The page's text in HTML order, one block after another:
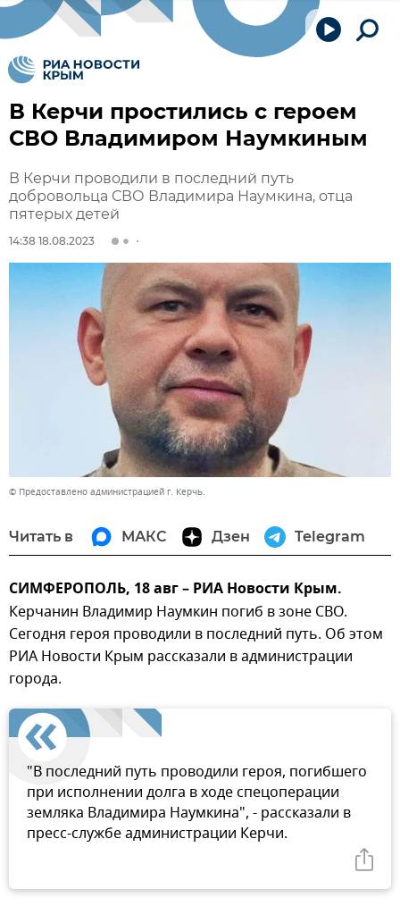
В Керчи простились с героем
СВО Владимиром Наумкиным
В Керчи проводили в последний путь
добровольца СВО Владимира Наумкина, отца
пятерых детей
14:38 18.08.2023
© Предоставлено администрацией г. Керчь.
Читать в МАКС Дзен Telegram
СИМФЕРОПОЛЬ, 18 авг – РИА Новости Крым.
Керчанин Владимир Наумкин погиб в зоне СВО.
Сегодня героя проводили в последний путь. Об этом
РИА Новости Крым рассказали в администрации
города.
"В последний путь проводили героя, погибшего
при исполнении долга в ходе спецоперации
земляка Владимира Наумкина", - рассказали в
пресс-службе администрации Керчи.